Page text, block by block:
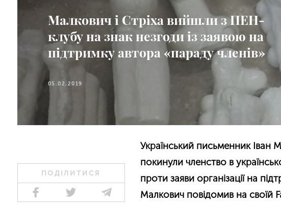
Малкович і Стріха вийшли з ПЕН-
клубу на знак незгоди із заявою на
підтримку автора «параду членів»
05.02.2019
ПОДІЛИТИСЯ
Український письменник Іван
покинули членство в
проти заяви організації на
Малкович повідомив на своїй